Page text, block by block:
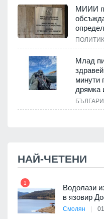
МИИИ
Млад
минути
дрямка
НАЙ-ЧЕТЕНИ
1
Водолази
в язовир
Смолян